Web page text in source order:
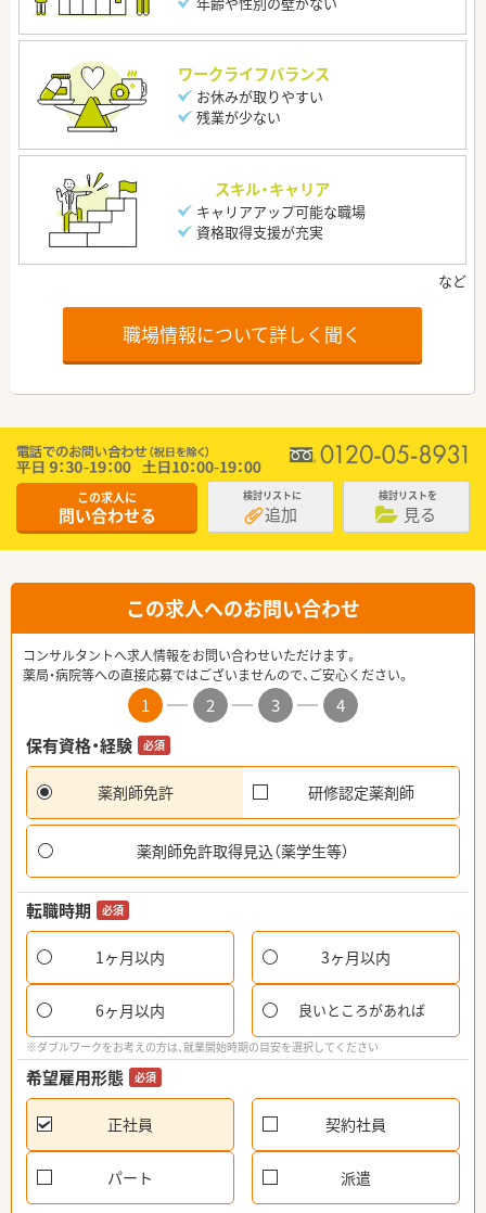
ワークライフバランス
お休みが取りやすい
残業が少ない
スキル・キャリア
キャリアアップ可能な職場
資格取得支援が充実
職場情報について詳しく聞く
この求人に
問い合わせる
検討リストに
追加
検討リストを
見る
この求人へのお問い合わせ
コンサルタントへ求人情報をお問い合わせいただけます。
薬局・病院等への直接応募ではございませんので、ご安心ください。
1 2 3
4
保有資格・経験
必須
薬剤師免許 研修認定薬剤師
薬剤師免許取得見込（薬学生等）
転職時期 必須
1ヶ月以内 3ヶ月以内
6ヶ月以内 良いところがあれば
※ダブルワークをお考えの方は、就業開始時期の目安を選択してください
希望雇用形態 必須
正社員 契約社員
パート 派遣